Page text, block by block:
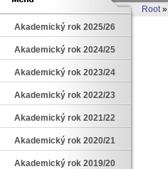
Root»
Akademický rok 2025/26
Akademický rok 2024/25
Akademický rok 2023/24
Akademický rok 2022/23
Akademický rok 2021/22
Akademický rok 2020/21
Akademický rok 2019/20